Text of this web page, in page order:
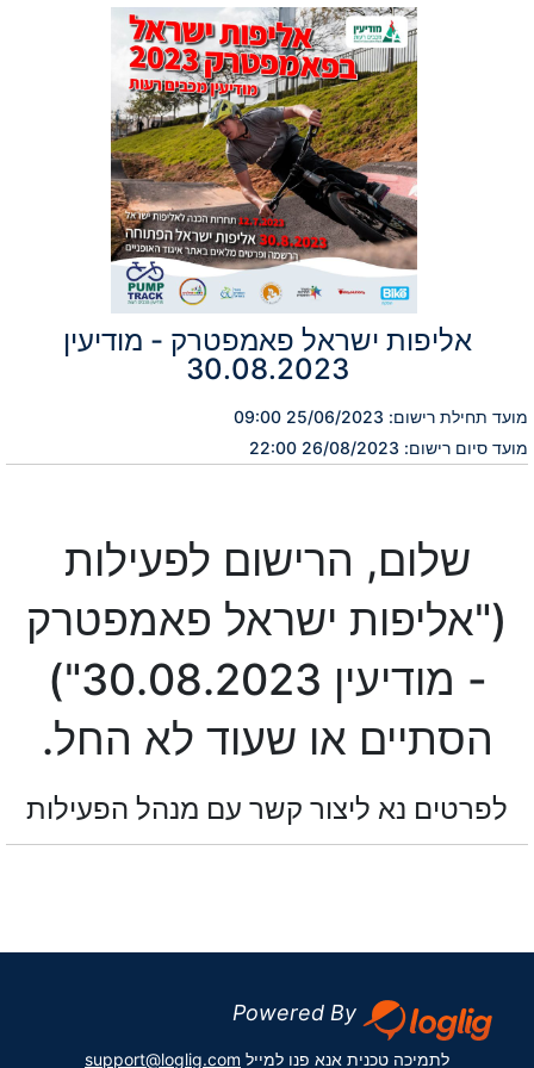
אליפות ישראל פאמפטרק - מודיעין
30.08.2023
מועד תחילת רישום: 25/06/2023 09:00
מועד סיום רישום: 26/08/2023 22:00
שלום, הרישום לפעילות
("אליפות ישראל פאמפטרק
- מודיעין 30.08.2023")
הסתיים או שעוד לא החל.
לפרטים נא ליצור קשר עם מנהל הפעילות
Powered By
לתמיכה טכנית אנא פנו למייל support@loglig.com